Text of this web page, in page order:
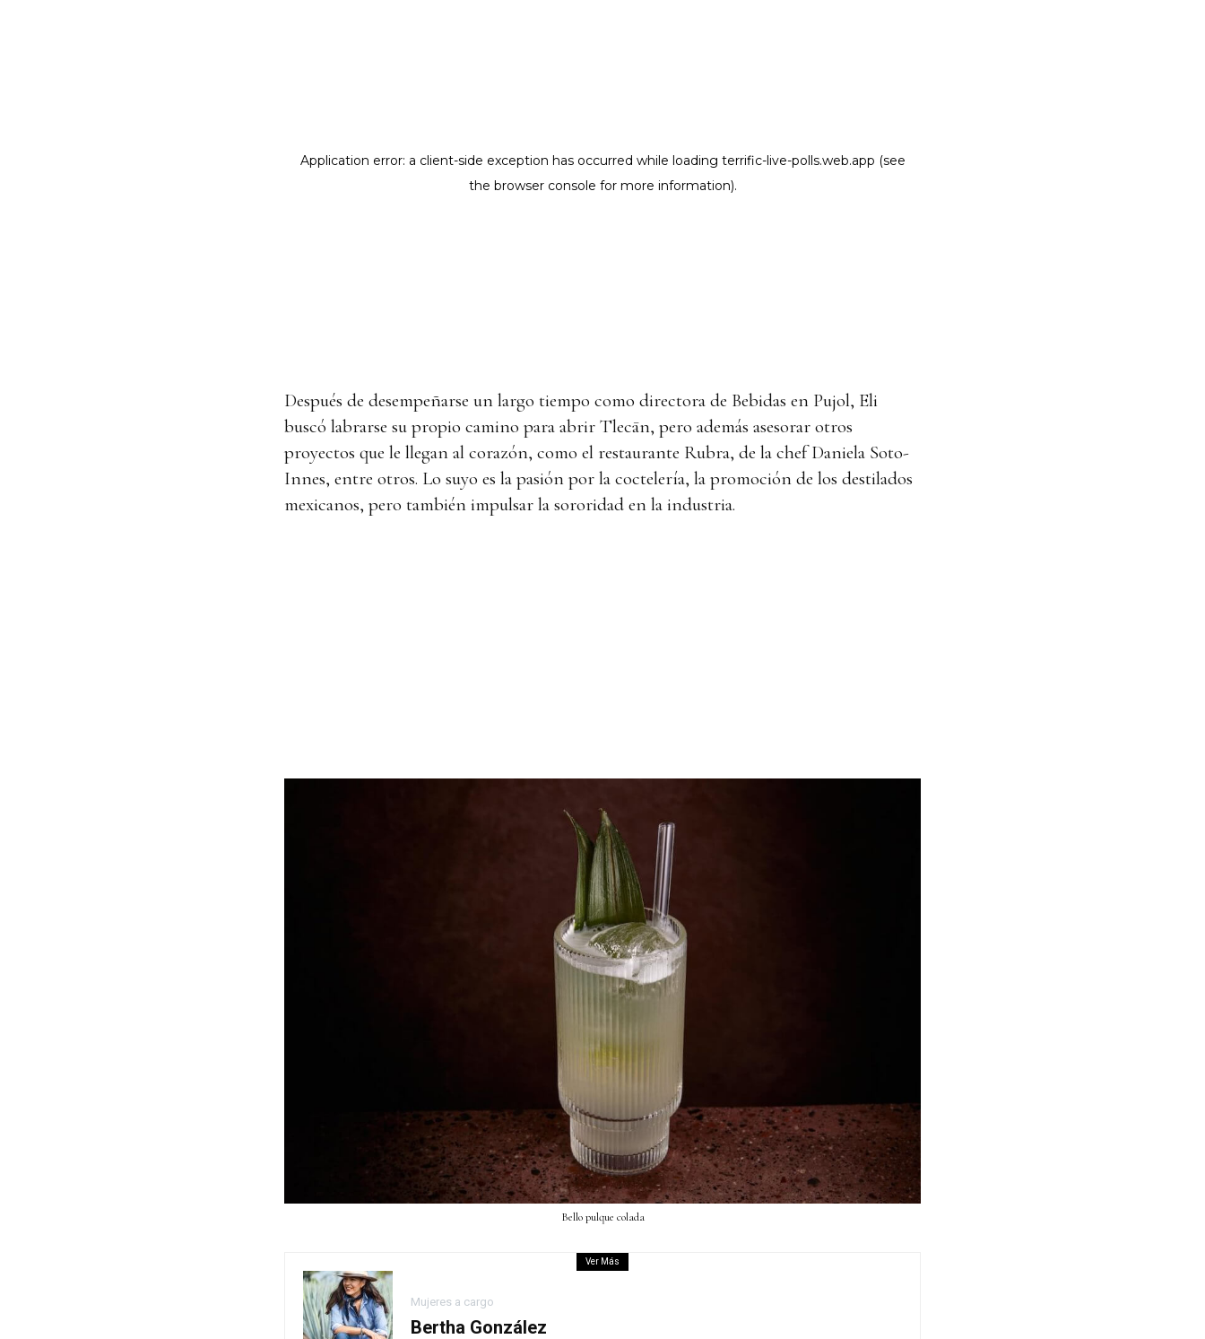
Después de desempeñarse un largo tiempo como directora de Bebidas en Pujol, Eli
buscó labrarse su propio camino para abrir Tlecān, pero además asesorar otros
proyectos que le llegan al corazón, como el restaurante Rubra, de la chef Daniela Soto-
Innes, entre otros. Lo suyo es la pasión por la coctelería, la promoción de los destilados
mexicanos, pero también impulsar la sororidad en la industria.
Bello pulque colada
Ver Más
Mujeres a cargo
Bertha González